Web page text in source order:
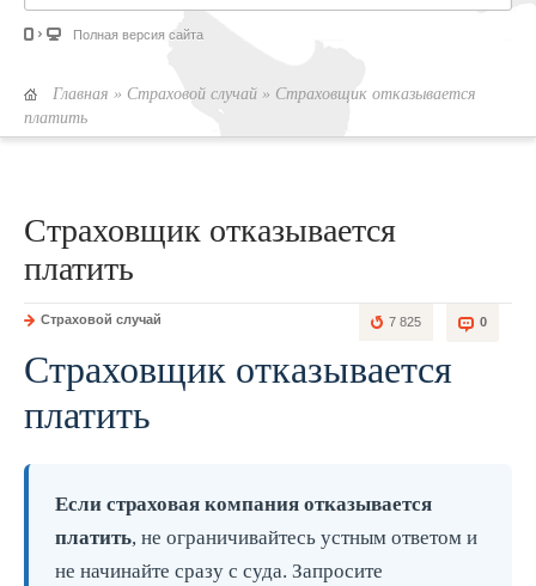
Полная версия сайта
Главная » Страховой случай » Страховщик отказывается
платить
Страховщик отказывается
платить
0
7 825
Страховой случай
Страховщик отказывается
платить
Если страховая компания отказывается
платить, не ограничивайтесь устным ответом и
не начинайте сразу с суда. Запросите